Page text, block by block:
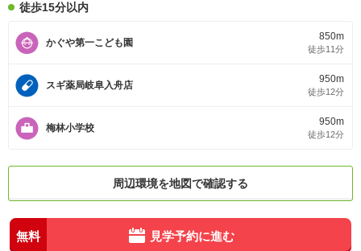
徒歩15分以内
かぐや第一こども園
850m
徒歩11分
スギ薬局岐阜入舟店
950m
徒歩12分
梅林小学校
950m
徒歩12分
周辺環境を地図で確認する
無料 見学予約に進む